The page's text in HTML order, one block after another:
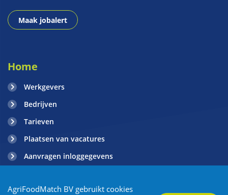
Maak jobalert
Home
Werkgevers
Bedrijven
Tarieven
Plaatsen van vacatures
Aanvragen inloggegevens
Blogs
AgriFoodMatch BV gebruikt cookies